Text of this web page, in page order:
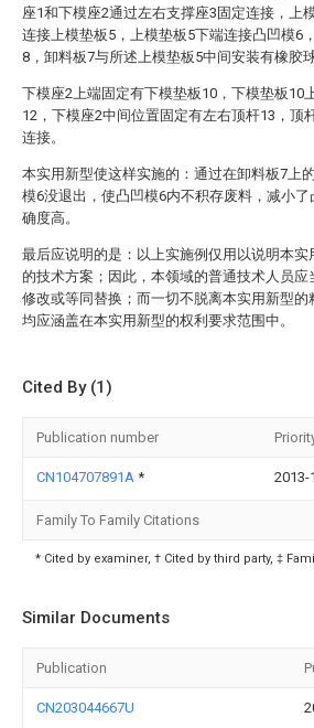
座1和下模座2通过左右支撑座3固定连接，上
连接上模垫板5，上模垫板5下端连接凸凹模6
8，卸料板7与所述上模垫板5中间安装有橡胶球
下模座2上端固定有下模垫板10，下模垫板10
12，下模座2中间位置固定有左右顶杆13，顶
连接。
本实用新型使这样实施的：通过在卸料板7上
模6没退出，使凸凹模6内不积存废料，减小
确度高。
最后应说明的是：以上实施例仅用以说明本
的技术方案；因此，本领域的普通技术人员
修改或等同替换；而一切不脱离本实用新型
均应涵盖在本实用新型的权利要求范围中。
Cited By (1)
Publication number
CN104707891A * 2013-
Family To Family Citations
* Cited by examiner, † Cited by third party, ‡
Similar Documents
Publication
CN203044667U